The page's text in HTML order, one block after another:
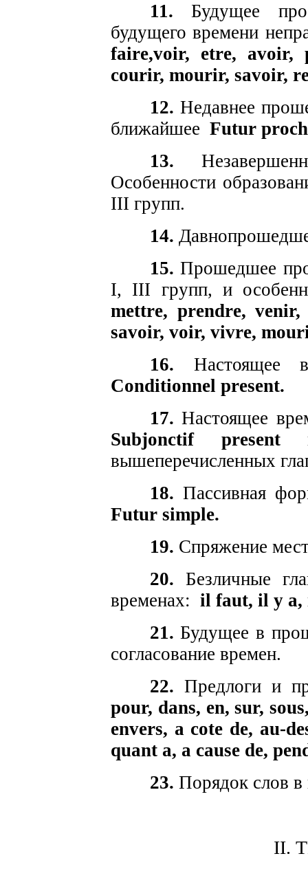
11. Будущее
будущего времени
faire,voir, etre, avoir,
courir, mourir, savoir,
12. Недавнее
ближайшее Futur
13.
Особенности
III групп.
14.
15. Прошедшее
I, III групп, и
mettre, prendre,
savoir, voir, vivre,
16. Настоящее
Conditionnel present.
17. Настоящее
Subjonctif present
вышеперечисленных
18. Пассивная
Futur simple.
19. Спряжение
20. Безличные
временах: il faut, il y a,
21. Будущее в
согласование времен.
22. Предлоги и
pour, dans, en, sur,
envers, a cote de, au-
quant a, a cause de,
23. Порядок слов
II.